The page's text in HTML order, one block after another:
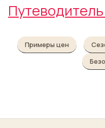
Примеры цен